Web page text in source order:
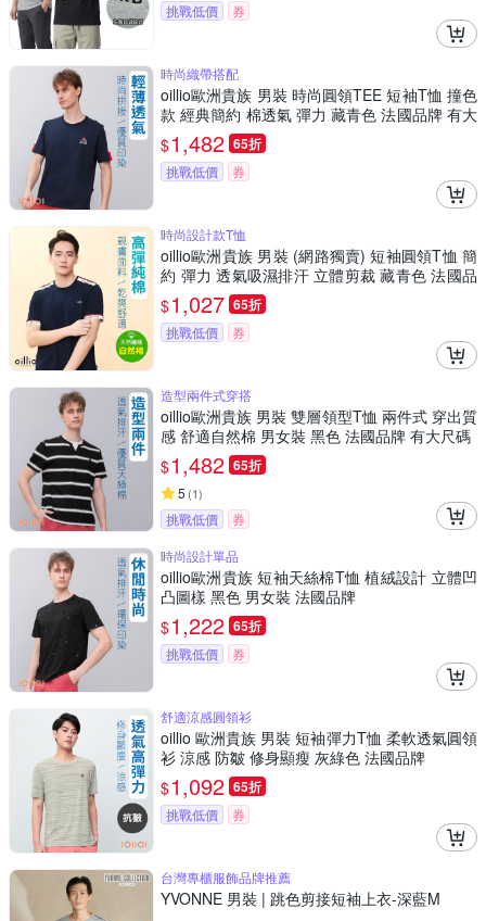
挑戰低價 券
時尚織帶搭配
oillio歐洲貴族 男裝 時尚圓領TEE 短袖T恤 撞色
款 經典簡約 棉透氣 彈力 藏青色 法國品牌 有大
尺碼
$1,482 65折
挑戰低價 券
時尚設計款T恤
oillio歐洲貴族 男裝 (網路獨賣) 短袖圓領T恤 簡
約 彈力 透氣吸濕排汗 立體剪裁 藏青色 法國品
牌
$1,027 65折
挑戰低價 券
造型兩件式穿搭
oillio歐洲貴族 男裝 雙層領型T恤 兩件式 穿出質
感 舒適自然棉 男女裝 黑色 法國品牌 有大尺碼
$1,482 65折
5 (1)
挑戰低價
券
時尚設計單品
oillio歐洲貴族 短袖天絲棉T恤 植絨設計 立體凹
凸圖樣 黑色 男女裝 法國品牌
$1,222 65折
挑戰低價 券
舒適涼感圓領衫
oillio 歐洲貴族 男裝 短袖彈力T恤 柔軟透氣圓領
衫 涼感 防皺 修身顯瘦 灰綠色 法國品牌
$1,092 65折
挑戰低價 券
台灣專櫃服飾品牌推薦
YVONNE 男裝 | 跳色剪接短袖上衣-深藍M